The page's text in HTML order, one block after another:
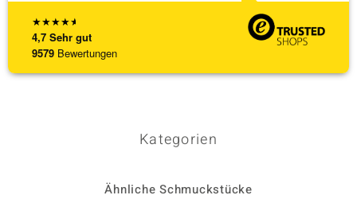
★★★★★
4,7 Sehr gut
9579 Bewertungen
Kategorien
Ähnliche Schmuckstücke